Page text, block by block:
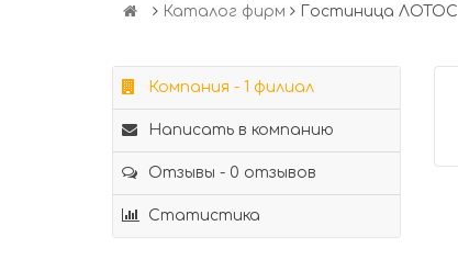
Каталог фирм Гостиница ЛОТОС
Компания - 1 филиал
Написать в компанию
Отзывы - 0 отзывов
Статистика